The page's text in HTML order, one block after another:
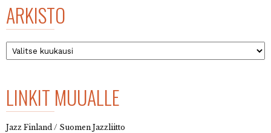
ARKISTO
Arkisto
LINKIT MUUALLE
Jazz Finland / Suomen Jazzliitto